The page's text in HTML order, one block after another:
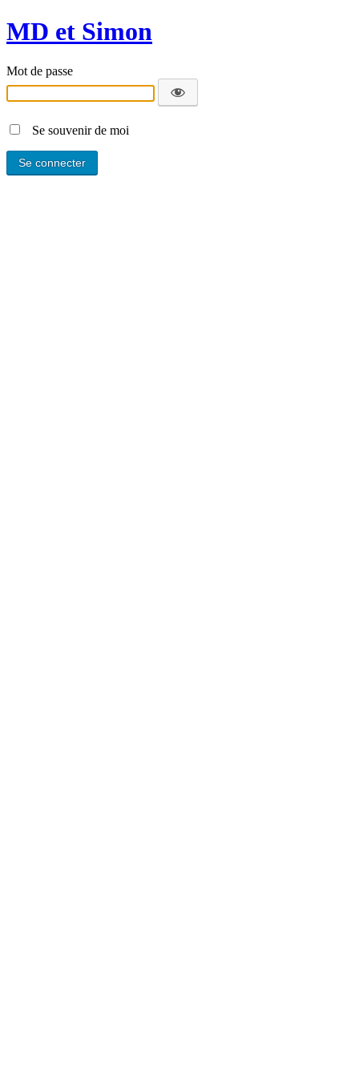
MD et Simon
Mot de passe
Se souvenir de moi